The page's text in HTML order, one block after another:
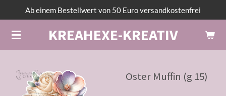
Hauptinhalt
springen
KREAHEXE-KREATIV
Ab einem Bestellwert von 50 Euro versandkostenfrei
Oster Muffin (g 15)